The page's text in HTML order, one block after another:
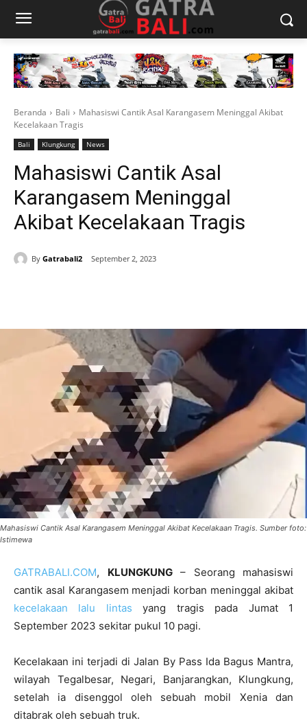
Beranda Bali
Mahasiswi Cantik Asal Karangasem Meninggal Akibat
Kecelakaan Tragis
Bali Klungkung News
Mahasiswi Cantik Asal
Karangasem Meninggal
Akibat Kecelakaan Tragis
By Gatrabali2 September 2, 2023
Mahasiswi Cantik Asal Karangasem Meninggal Akibat Kecelakaan Tragis. Sumber foto:
Istimewa
GATRABALI.COM, KLUNGKUNG– Seorang mahasiswi
cantik asal Karangasem menjadi korban meninggal akibat
kecelakaan lalu lintas yang tragis pada Jumat 1
September 2023 sekitar pukul 10 pagi.
Kecelakaan ini terjadi di Jalan By Pass Ida Bagus Mantra,
wilayah Tegalbesar, Negari, Banjarangkan, Klungkung,
setelah ia disenggol oleh sebuah mobil Xenia dan
ditabrak oleh sebuah truk.